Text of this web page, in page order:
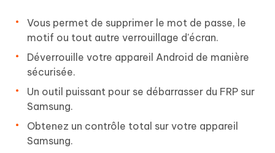
Vous permet de supprimer le mot de passe, le
motif ou tout autre verrouillage d'écran.
Déverrouille votre appareil Android de manière
sécurisée.
Un outil puissant pour se débarrasser du FRP sur
Samsung.
Obtenez un contrôle total sur votre appareil
Samsung.